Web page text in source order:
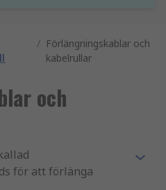
/ Förlängningskablar och
kabelrullar
och
för att förlänga